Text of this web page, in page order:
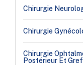
Chirurgie
Chirurgie
Chirurgie
Postérieur Et